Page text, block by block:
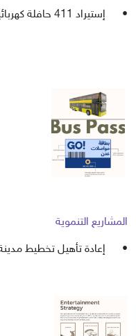
• إستيراد 411 حافلة كهربائية صديقة للبيئة
المشاريع التنموية
• إعادة تأهيل تخطيط